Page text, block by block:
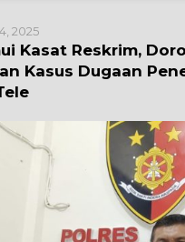
2025
Kasat Reskrim,
Kasus Dugaan